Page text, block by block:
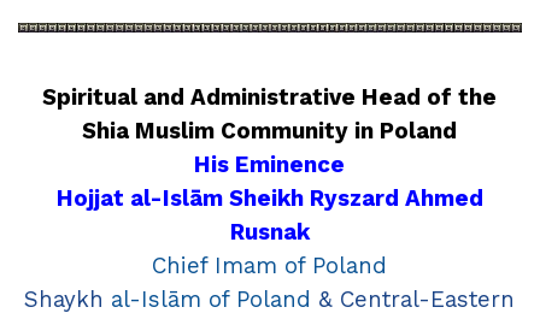
Spiritual and Administrative Head of the
Shia Muslim Community in Poland
His Eminence
Hojjat al-Islām Sheikh Ryszard Ahmed
Rusnak
Chief Imam of Poland
Shaykh al-Islām of Poland & Central-Eastern